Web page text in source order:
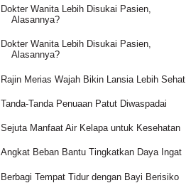
Dokter Wanita Lebih Disukai Pasien,
Alasannya?
Dokter Wanita Lebih Disukai Pasien,
Alasannya?
Rajin Merias Wajah Bikin Lansia Lebih Sehat
Tanda-Tanda Penuaan Patut Diwaspadai
Sejuta Manfaat Air Kelapa untuk Kesehatan
Angkat Beban Bantu Tingkatkan Daya Ingat
Berbagi Tempat Tidur dengan Bayi Berisiko